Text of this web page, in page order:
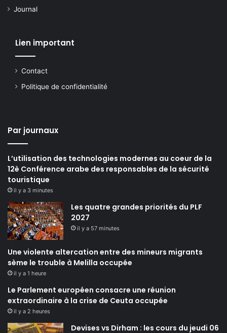
Journal
Lien important
Contact
Politique de confidentialité
Par journaux
L’utilisation des technologies modernes au coeur de la
12è Conférence arabe des responsables de la sécurité
touristique
il y a 3 minutes
Les quatre grandes priorités du PLF
2027
il y a 57 minutes
Une violente altercation entre des mineurs migrants
sème le trouble à Melilla occupée
il y a 1 heure
Le Parlement européen consacre une réunion
extraordinaire à la crise de Ceuta occupée
il y a 2 heures
Devises vs Dirham : les cours du jeudi 06